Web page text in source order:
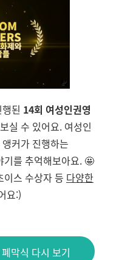
된 14회 여성인권영
실 수 있어요. 여성인
커가 진행하는
를 추억해보아요. 🤩
이스 수상자 등 다양한
요:)
막식 다시 보기